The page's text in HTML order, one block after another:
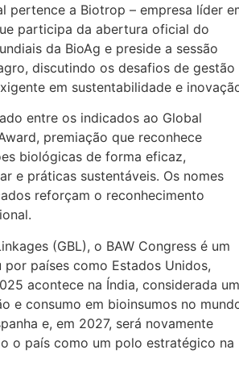
pertence a Biotrop – empresa líder
participa da abertura oficial do
da BioAg e preside a sessão
discutindo os desafios de gestão
em sustentabilidade e
entre os indicados ao Global
premiação que reconhece
biológicas de forma eficaz,
e práticas sustentáveis. Os nomes
reforçam o reconhecimento
(GBL), o BAW Congress é um
países como Estados Unidos,
acontece na Índia, considerada um
e consumo em bioinsumos no
e, em 2027, será novamente
o país como um polo estratégico na